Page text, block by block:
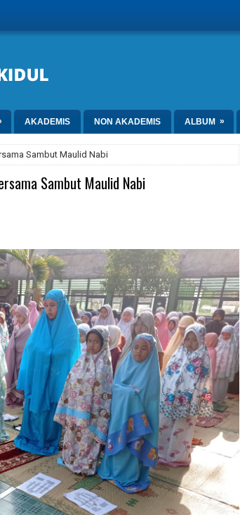
AKADEMIS NON AKADEMIS ALBUM »
Sambut Maulid Nabi
Sambut Maulid Nabi